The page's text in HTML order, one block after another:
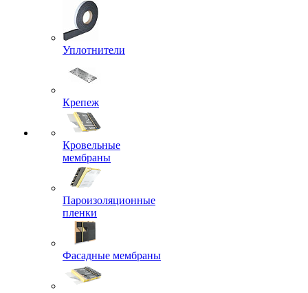
Уплотнители
Крепеж
Кровельные
мембраны
Пароизоляционные
пленки
Фасадные мембраны